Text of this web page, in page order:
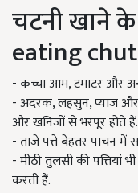
चटनी खाने
eating
- कच्चा आम, टमाटर और
- अदरक, लहसुन, प्याज
और खनिजों से भरपूर होते हैं.
- ताजे पत्ते बेहतर पाचन में
- मीठी तुलसी की पत्तियां
करती हैं.